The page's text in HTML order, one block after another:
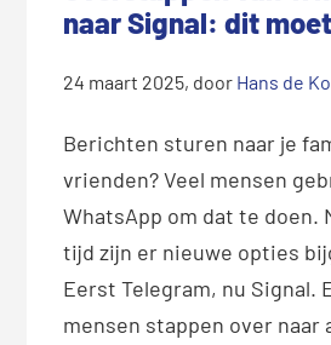
naar Signal: dit
24 maart 2025, door Hans de
Berichten sturen naar je
vrienden? Veel mensen
WhatsApp om dat te doen.
tijd zijn er nieuwe opties
Eerst Telegram, nu Signal.
mensen stappen over naar